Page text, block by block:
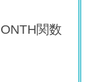
関数